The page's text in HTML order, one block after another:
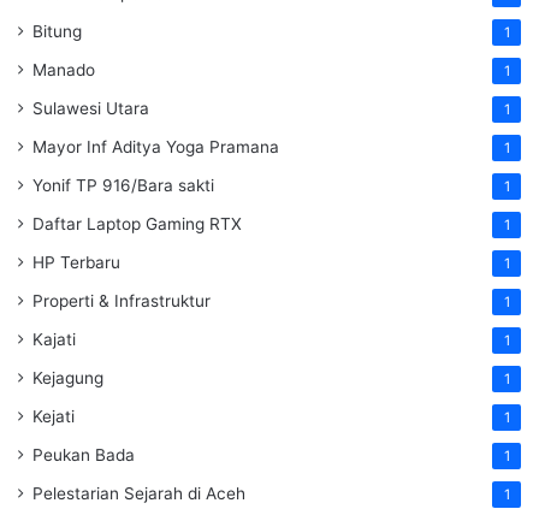
Bitung 1
Manado 1
Sulawesi Utara 1
Mayor Inf Aditya Yoga Pramana 1
Yonif TP 916/Bara sakti 1
Daftar Laptop Gaming RTX 1
HP Terbaru 1
Properti & Infrastruktur 1
Kajati 1
Kejagung 1
Kejati 1
Peukan Bada 1
Pelestarian Sejarah di Aceh 1